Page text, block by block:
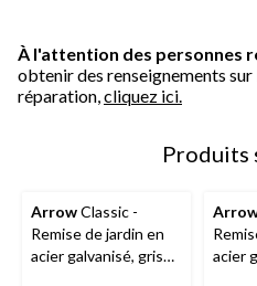
À l'attention des personnes
obtenir des renseignements
réparation,cliquez ici.
Produits
ArrowClassic -
Remise de jardin en
acier galvanisé, gris
acier